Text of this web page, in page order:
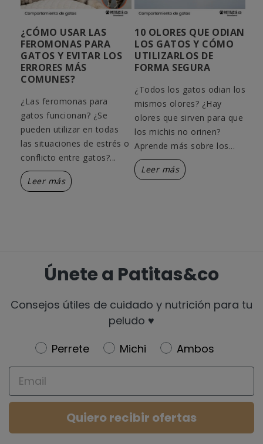
¿CÓMO USAR LAS
FEROMONAS PARA
GATOS Y EVITAR LOS
ERRORES MÁS
COMUNES?
¿Las feromonas para
gatos funcionan? ¿Se
pueden utilizar en todas
las situaciones de estrés o
conflicto entre gatos?...
Leer más
10 OLORES QUE ODIAN
LOS GATOS Y CÓMO
UTILIZARLOS DE
FORMA SEGURA
¿Todos los gatos odian los
mismos olores? ¿Hay
olores que sirven para que
los michis no orinen?
Aprende más sobre los...
Leer más
Únete a Patitas&co
Consejos útiles de cuidado y nutrición para tu
peludo ♥️
Newsletter
Perrete Michi
Ambos
Email
Quiero recibir ofertas